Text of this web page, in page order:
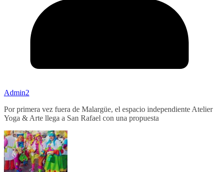
Admin2
Por primera vez fuera de Malargüe, el espacio independiente Atelier
Yoga & Arte llega a San Rafael con una propuesta